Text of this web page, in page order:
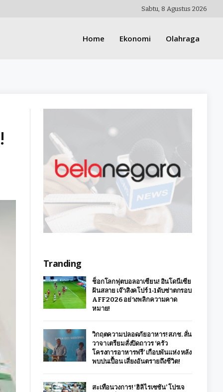
Sabtu, 8 Agustus 2026
Home Ekonomi Olahraga
Tranding
ช็อกโลกฟุตบอลอาเซียน! อินโดนีเซีย
ฝันสลาย เจ๊าสิงคโปร์ 1-1 ดับซ่าตกรอบ
AFF 2026 อย่างพลิกความคาด
หมาย!
วิกฤตความปลอดภัยอาหาร! สภช. ลั่น
วาจา เตรียมสั่งปิดถาวร ‘ครัว
โครงการอาหารฟรี’ เกือบพันแห่ง หลัง
พบปนเปื้อน เสี่ยงอันตรายถึงชีวิต!
สะเทือนวงการ! ‘ฮิลิไรเซชัน’ โปรเจ